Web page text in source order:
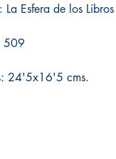
La Esfera de los
509
24'5x16'5 cms.